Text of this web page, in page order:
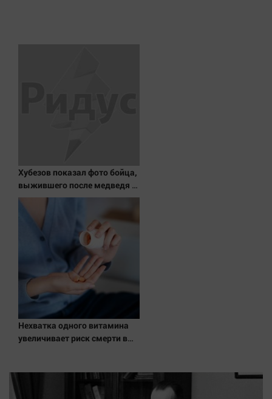
Хубезов показал фото бойца,
выжившего после медведя и
молнии
Нехватка одного витамина
увеличивает риск смерти в